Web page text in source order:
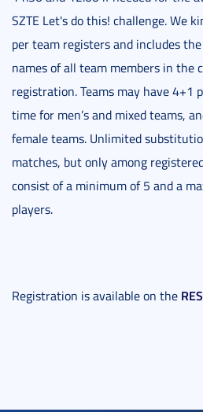
SZTE Let's do this! challenge. We
per team registers and includes
names of all team members in the
registration. Teams may have 4+1
time for men’s and mixed teams,
female teams. Unlimited
matches, but only among
consist of a minimum of 5 and a
players.
Registration is available on the